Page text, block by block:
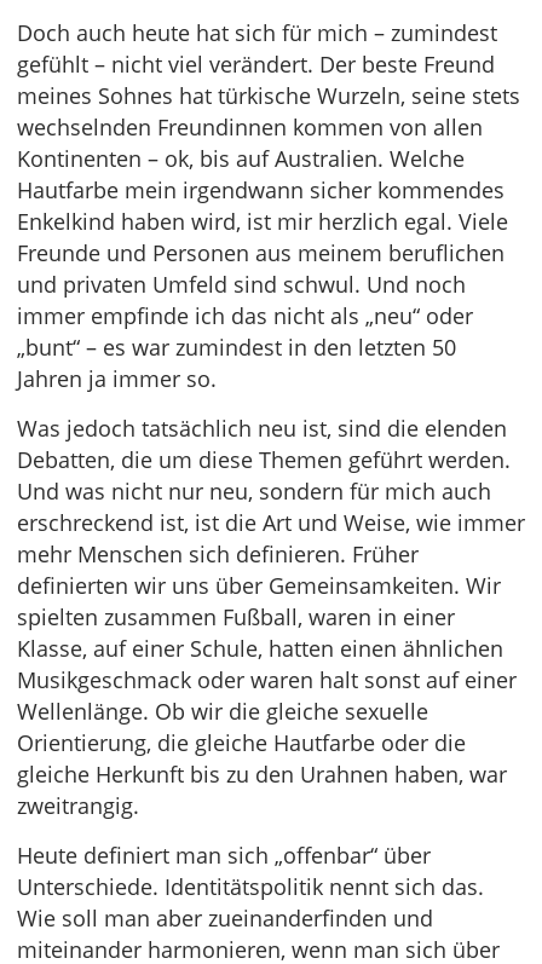
Doch auch heute hat sich für mich – zumindest
gefühlt – nicht viel verändert. Der beste Freund
meines Sohnes hat türkische Wurzeln, seine stets
wechselnden Freundinnen kommen von allen
Kontinenten – ok, bis auf Australien. Welche
Hautfarbe mein irgendwann sicher kommendes
Enkelkind haben wird, ist mir herzlich egal. Viele
Freunde und Personen aus meinem beruflichen
und privaten Umfeld sind schwul. Und noch
immer empfinde ich das nicht als „neu“ oder
„bunt“ – es war zumindest in den letzten 50
Jahren ja immer so.
Was jedoch tatsächlich neu ist, sind die elenden
Debatten, die um diese Themen geführt werden.
Und was nicht nur neu, sondern für mich auch
erschreckend ist, ist die Art und Weise, wie immer
mehr Menschen sich definieren. Früher
definierten wir uns über Gemeinsamkeiten. Wir
spielten zusammen Fußball, waren in einer
Klasse, auf einer Schule, hatten einen ähnlichen
Musikgeschmack oder waren halt sonst auf einer
Wellenlänge. Ob wir die gleiche sexuelle
Orientierung, die gleiche Hautfarbe oder die
gleiche Herkunft bis zu den Urahnen haben, war
zweitrangig.
Heute definiert man sich „offenbar“ über
Unterschiede. Identitätspolitik nennt sich das.
Wie soll man aber zueinanderfinden und
miteinander harmonieren, wenn man sich über